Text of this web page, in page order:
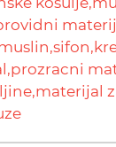
sifon,
prozracni
materijal